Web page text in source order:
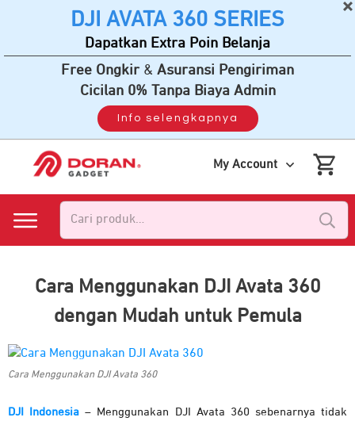
My Account
Cara Menggunakan DJI Avata 360
dengan Mudah untuk Pemula
Cara Menggunakan DJI Avata 360
DJI Indonesia – Menggunakan DJI Avata 360 sebenarnya tidak
DJI AVATA 360 SERIES
Dapatkan Extra Poin Belanja
Free Ongkir & Asuransi Pengiriman
Cicilan 0% Tanpa Biaya Admin
Info selengkapnya